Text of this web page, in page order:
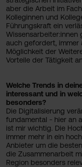
aber die Arbeit im
Kolleginnen und
Führungskraft ein
Wissensarbeiter:innen
auch gefordert, immer
Möglichkeit der
Vorteile der Tätigkeit
Welche Trends in
interessant und in
besonders?
Die Digitalisierung
fundamental - hier an
ist mir wichtig. Die
immer mehr in ein
Anbieter um die
die Zusammenarbeit
Region besonders